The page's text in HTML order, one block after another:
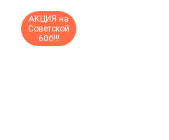
АКЦИЯ на
Советской
60б!!!